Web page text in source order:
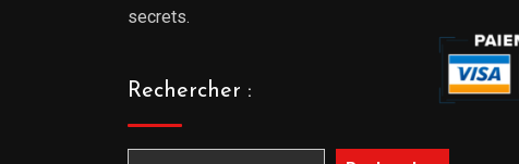
secrets.
Rechercher :